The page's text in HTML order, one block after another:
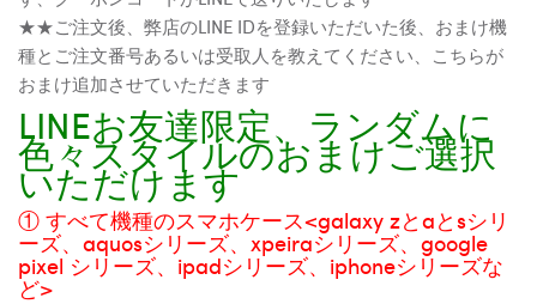
★★ご注文後、弊店のLINE IDを登録いただいた後、おまけ機
種とご注文番号あるいは受取人を教えてください、こちらが
おまけ追加させていただきます
LINEお友達限定、ランダムに
色々スタイルのおまけご選択
いただけます
① すべて機種のスマホケース<galaxy zとaとsシリ
ーズ、aquosシリーズ、xpeiraシリーズ、google
pixel シリーズ、ipadシリーズ、iphoneシリーズな
ど>